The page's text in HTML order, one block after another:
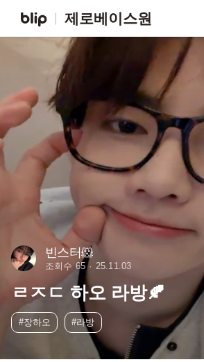
제로베이스원
빈스터🐹
조회수 65 25.11.03
ㄹㅈㄷ 하오 라방🍂
#장하오 #라방